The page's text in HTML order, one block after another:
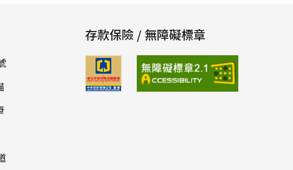
存款保險 / 無障礙標章